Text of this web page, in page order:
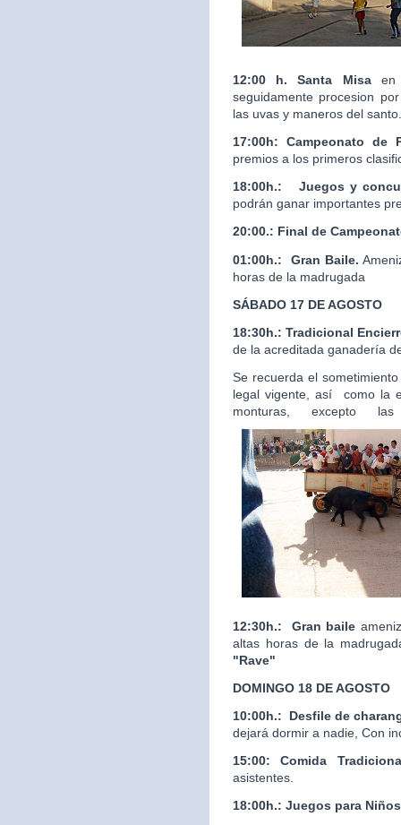
12:00 h. Santa Misaen
seguidamente procesion
las uvas y maneros del santo.
17:00h: Campeonato de
premios a los primeros
18:00h.:
Juegos y
podrán ganar importantes
20:00.: Final de
01:00h.: Gran Baile.
horas de la madrugada
SÁBADO 17 DE AGOSTO
18:30h.: Tradicional
de la acreditada ganadería
Se recuerda el
legal vigente, así como la
monturas, excepto
12:30h.: Gran baile
altas horas de la
"Rave"
DOMINGO 18 DE AGOSTO
10:00h.:
Desfile de
dejará dormir a nadie, Con
15:00: Comida
asistentes.
18:00h.: Juegos para Niños